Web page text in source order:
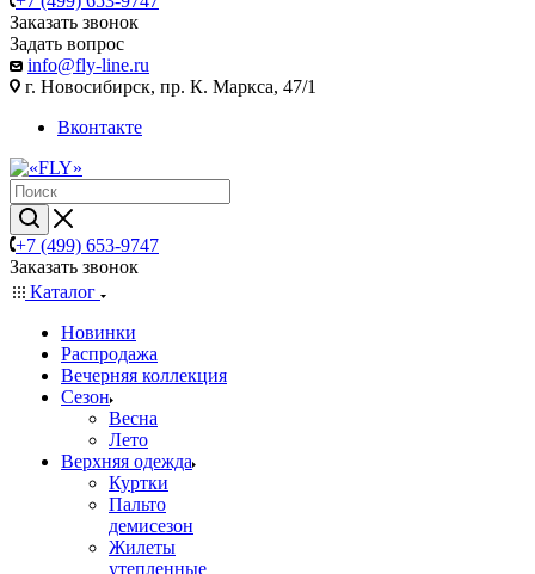
Заказать звонок
Задать вопрос
info@fly-line.ru
г. Новосибирск, пр. К. Маркса, 47/1
Вконтакте
+7 (499) 653-9747
Заказать звонок
Каталог
Новинки
Распродажа
Вечерняя коллекция
Сезон
Весна
Лето
Верхняя одежда
Куртки
Пальто
демисезон
Жилеты
утепленные